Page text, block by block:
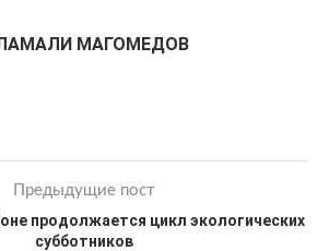
МАГОМЕДОВ
Предыдущие пост
продолжается цикл экологических
субботников